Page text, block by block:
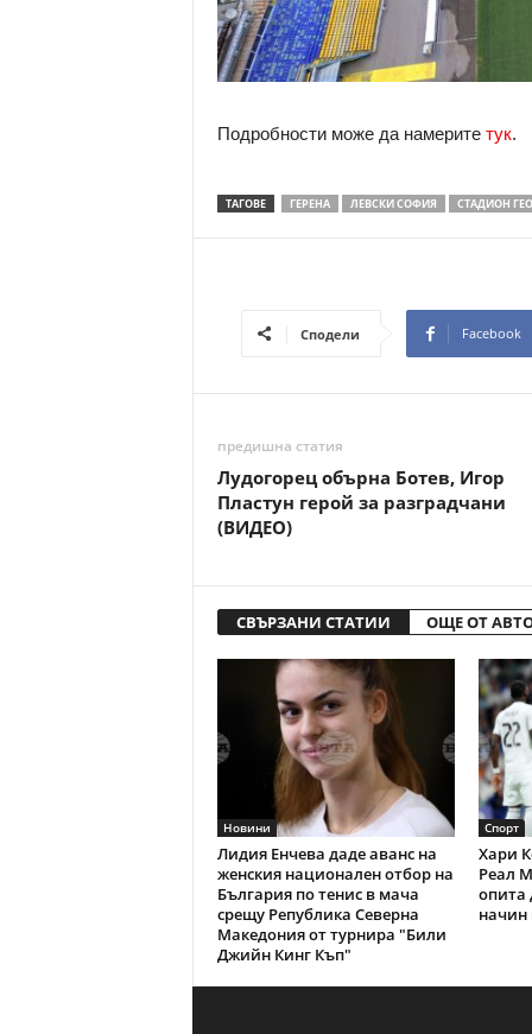
Подробности може да намерите тук.
ТАГОВЕ ГЕРЕНА ЛЕВСКИ СОФИЯ СТАДИОН
Сподели Facebook
предишна статия
Лудогорец обърна Ботев, Игор
Пластун герой за разградчани
(ВИДЕО)
СВЪРЗАНИ СТАТИИ ОЩЕ ОТ
Новини
Лидия Енчева даде аванс на
женския национален отбор на
България по тенис в мача
срещу Република Северна
Македония от турнира "Били
Джийн Кинг Къп"
Спорт
Хари
Реал
опита
начин